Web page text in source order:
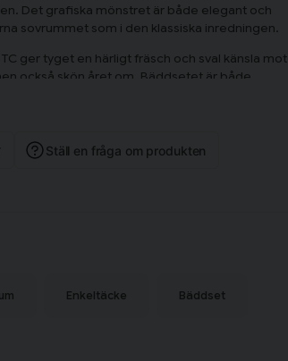
Det grafiska mönstret är både elegant och
sovrummet som i den klassiska inredningen.
ger tyget en härligt fräsch och sval känsla mot
också skön året om. Bäddsetet är både
hörnhål för att hålla täcket på plats och
cm och ett örngott 50x60 cm.
att reglera temperaturen, vilket ger en skön
Ställ en fråga om produkten
Enkeltäcke Bäddset